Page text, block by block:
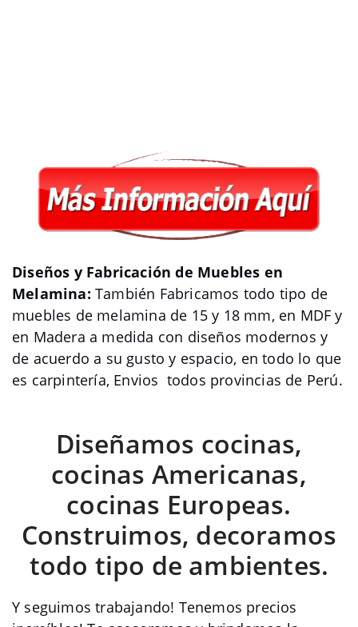
Diseños y Fabricación de Muebles en
Melamina: También Fabricamos todo tipo de
muebles de melamina de 15 y 18 mm, en MDF y
en Madera a medida con diseños modernos y
de acuerdo a su gusto y espacio, en todo lo que
es carpintería, Envios todos provincias de Perú.
Diseñamos cocinas,
cocinas Americanas,
cocinas Europeas.
Construimos, decoramos
todo tipo de ambientes.
Y seguimos trabajando! Tenemos precios